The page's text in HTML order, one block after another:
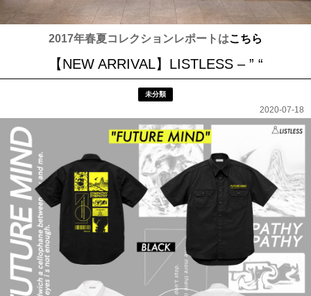
2017年春夏コレクションレポートはこちら
【NEW ARRIVAL】LISTLESS – ” “
未分類
2020-07-18